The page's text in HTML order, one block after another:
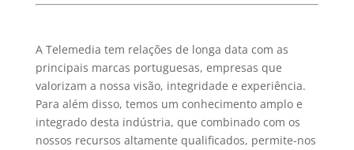
A Telemedia tem relações de longa data com as
principais marcas portuguesas, empresas que
valorizam a nossa visão, integridade e experiência.
Para além disso, temos um conhecimento amplo e
integrado desta indústria, que combinado com os
nossos recursos altamente qualificados, permite-nos